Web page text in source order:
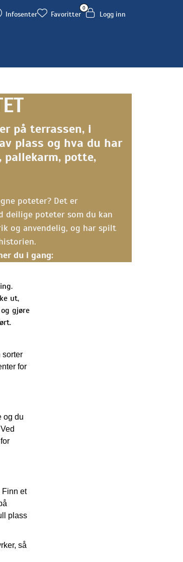
Infosenter
0
Favoritter Logg inn
på terrassen, i
plass og hva du har
potte,
poteter? Det er
deilige poteter som du kan
og anvendelig, og har spilt
du i gang:
ut,
gjøre
sorter
for
og du
Finn et
plass
så